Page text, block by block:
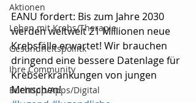
Aktionen
Leben mit Krebs/Therapie
Gesundheitspoliitk
Ihre Community
Buchtipp/Apps/Digital
EANU fordert: Bis zum Jahre 2030
werden weltweit 21 Millionen neue
Krebsfälle erwartet! Wir brauchen
dringend eine bessere Datenlage für
Krebserkrankungen von jungen
Menschen!